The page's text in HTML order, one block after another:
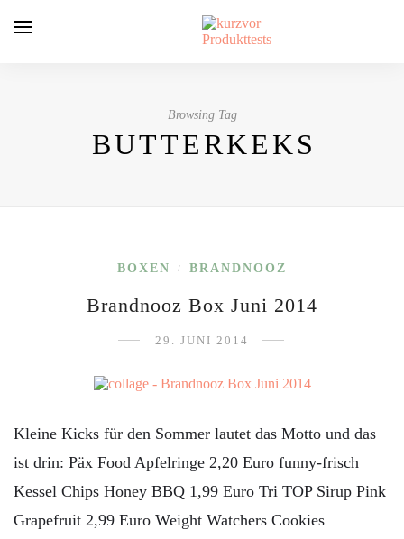
Browsing Tag
BUTTERKEKS
BOXEN / BRANDNOOZ
Brandnooz Box Juni 2014
29. JUNI 2014
Kleine Kicks für den Sommer lautet das Motto und das
ist drin: Päx Food Apfelringe 2,20 Euro funny-frisch
Kessel Chips Honey BBQ 1,99 Euro Tri TOP Sirup Pink
Grapefruit 2,99 Euro Weight Watchers Cookies